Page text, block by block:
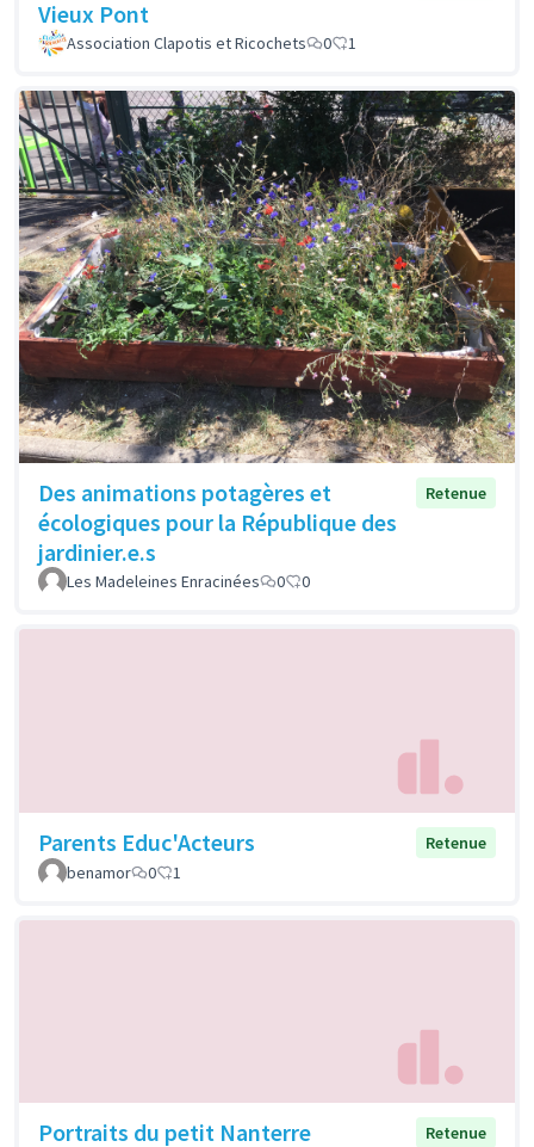
Vieux Pont
Association Clapotis et Ricochets 0 1
Des animations potagères et
écologiques pour la République des
jardinier.e.s
Retenue
Les Madeleines Enracinées 0 0
Parents Educ'Acteurs
Retenue
benamor
0 1
Portraits du petit Nanterre Retenue